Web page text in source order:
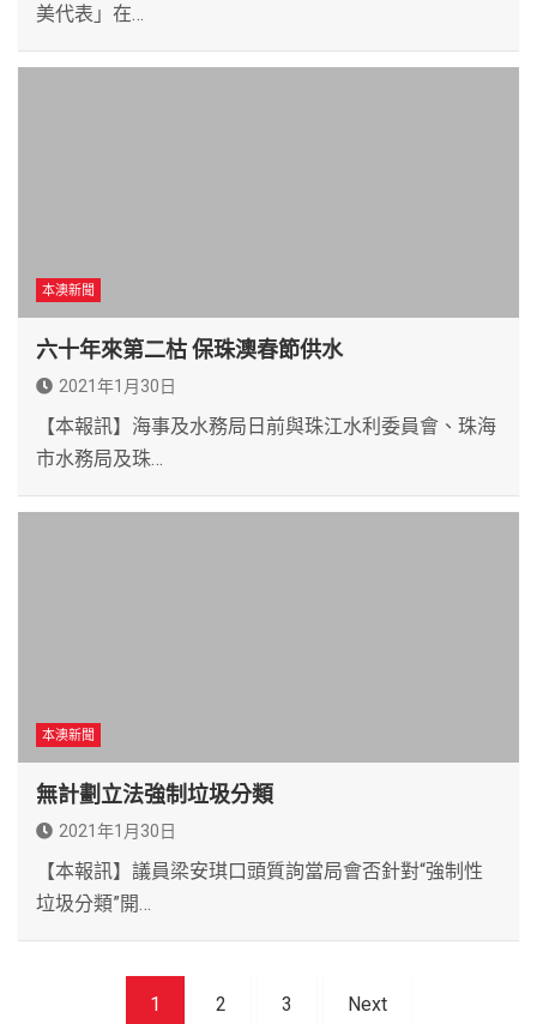
美代表」在…
本澳新聞
六十年來第二枯 保珠澳春節供水
2021年1月30日
【本報訊】海事及水務局日前與珠江水利委員會、珠海
市水務局及珠…
本澳新聞
無計劃立法強制垃圾分類
2021年1月30日
【本報訊】議員梁安琪口頭質詢當局會否針對“強制性
垃圾分類”開…
1 2 3 Next